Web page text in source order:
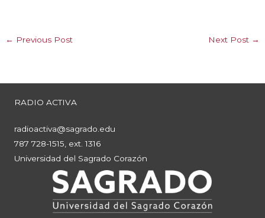
← Previous Post Next Post →
RADIO ACTIVA
radioactiva@sagrado.edu
787 728-1515, ext. 1316
Universidad del Sagrado Corazón